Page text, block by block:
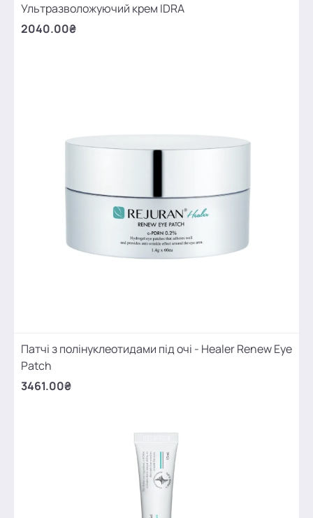
Ультразволожуючий крем IDRA
2040.00₴
Патчі з полінуклеотидами під очі - Healer Renew Eye
Patch
3461.00₴